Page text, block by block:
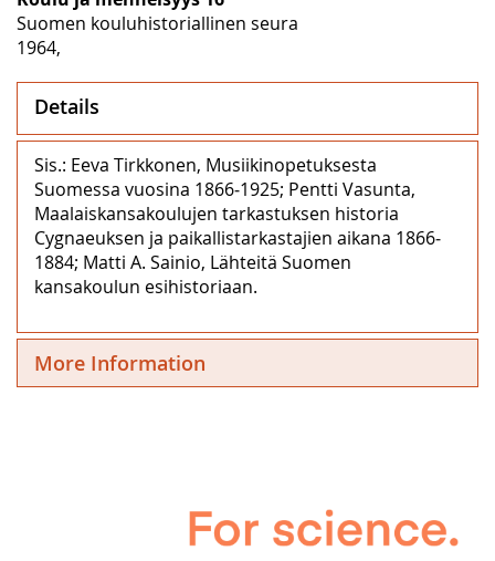
Suomen kouluhistoriallinen seura
1964,
Details
Sis.: Eeva Tirkkonen, Musiikinopetuksesta
Suomessa vuosina 1866‒1925; Pentti Vasunta,
Maalaiskansakoulujen tarkastuksen historia
Cygnaeuksen ja paikallistarkastajien aikana 1866‒
1884; Matti A. Sainio, Lähteitä Suomen
kansakoulun esihistoriaan.
More Information